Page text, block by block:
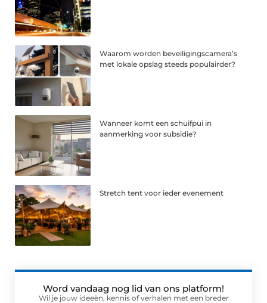
Waarom worden beveiligingscamera’s
met lokale opslag steeds populairder?
Wanneer komt een schuifpui in
aanmerking voor subsidie?
Stretch tent voor ieder evenement
Word vandaag nog lid van ons platform!
Wil je jouw ideeën, kennis of verhalen met een breder